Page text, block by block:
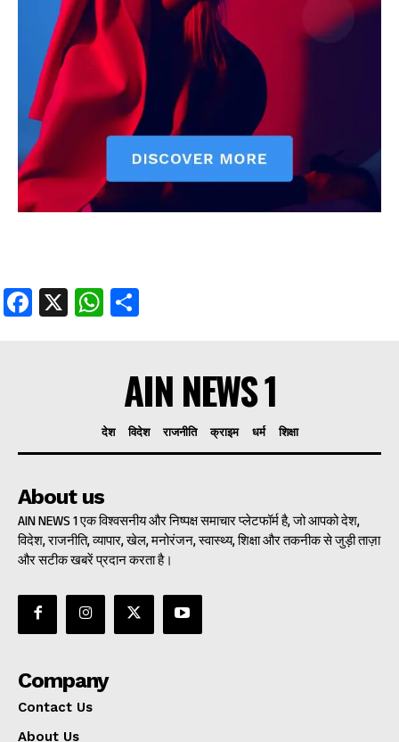
Facebook
X WhatsApp
Share
Facebook
X WhatsApp
AIN NEWS 1
देश विदेश राजनीति क्राइम धर्म शिक्षा
About us
AIN NEWS 1 एक विश्वसनीय और निष्पक्ष समाचार प्लेटफॉर्म है, जो आपको देश,
विदेश, राजनीति, व्यापार, खेल, मनोरंजन, स्वास्थ्य, शिक्षा और तकनीक से जुड़ी ताज़ा
और सटीक खबरें प्रदान करता है।
Company
Contact Us
About Us